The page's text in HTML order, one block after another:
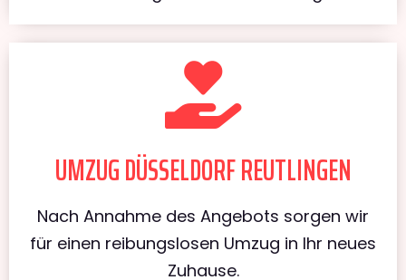
UMZUG DÜSSELDORF REUTLINGEN
Nach Annahme des Angebots sorgen wir
für einen reibungslosen Umzug in Ihr neues
Zuhause.